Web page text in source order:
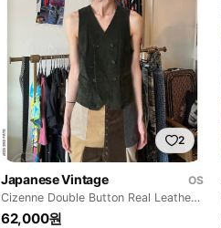
2
Japanese Vintage
OS
Cizenne Double Button Real Leather
Vest
62,000원